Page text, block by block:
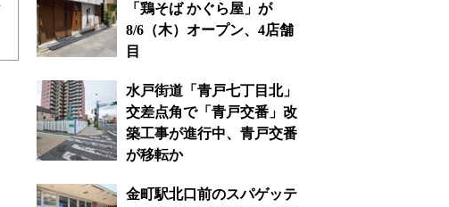
「鶏そば かぐら屋」が
8/6（木）オープン、4店舗
目
水戸街道「青戸七丁目北」
交差点角で「青戸交番」改
築工事が進行中、青戸交番
が移転か
金町駅北口前のスパゲッテ